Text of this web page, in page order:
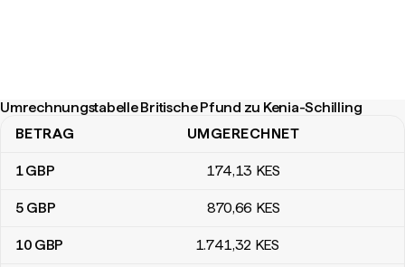
Umrechnungstabelle Britische Pfund zu Kenia-Schilling
Umrechnungstabelle Britische Pfund zu Kenia-Schilling
BETRAG UMGERECHNET
1GBP 174,13 KES
5 GBP 870,66 KES
10 GBP 1.741,32 KES